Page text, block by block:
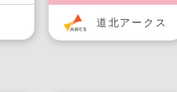
道北アークス